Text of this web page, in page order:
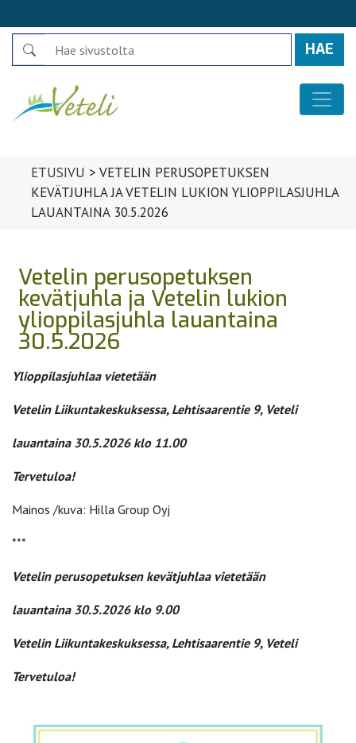
Search
ETUSIVU > VETELIN PERUSOPETUKSEN
KEVÄTJUHLA JA VETELIN LUKION YLIOPPILASJUHLA
LAUANTAINA 30.5.2026
Vetelin perusopetuksen
kevätjuhla ja Vetelin lukion
ylioppilasjuhla lauantaina
30.5.2026
Ylioppilasjuhlaa vietetään
Vetelin Liikuntakeskuksessa, Lehtisaarentie 9, Veteli
lauantaina 30.5.2026 klo 11.00
Tervetuloa!
Mainos /kuva: Hilla Group Oyj
***
Vetelin perusopetuksen kevätjuhlaa vietetään
lauantaina 30.5.2026 klo 9.00
Vetelin Liikuntakeskuksessa, Lehtisaarentie 9, Veteli
Tervetuloa!